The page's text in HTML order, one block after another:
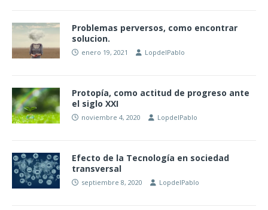
Problemas perversos, como encontrar
solucion.
enero 19, 2021 LopdelPablo
Protopía, como actitud de progreso ante
el siglo XXI
noviembre 4, 2020 LopdelPablo
Efecto de la Tecnología en sociedad
transversal
septiembre 8, 2020 LopdelPablo